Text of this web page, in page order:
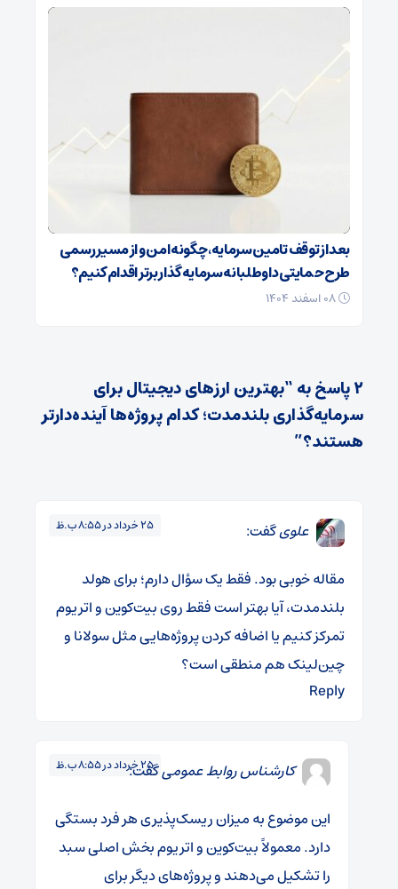
بعد از توقف تامین سرمایه، چگونه امن و از مسیر رسمی
طرح حمایتی داوطلبانه سرمایه گذار برتر اقدام کنیم؟
۲ پاسخ به “بهترین ارزهای دیجیتال برای
سرمایه‌گذاری بلندمدت؛ کدام پروژه‌ها آینده‌دارتر
هستند؟”
علویگفت: ۲۵ خرداد در ۸:۵۵ ب.ظ
مقاله خوبی بود. فقط یک سؤال دارم؛ برای هولد
بلندمدت، آیا بهتر است فقط روی بیت‌کوین و اتریوم
تمرکز کنیم یا اضافه کردن پروژه‌هایی مثل سولانا و
چین‌لینک هم منطقی است؟
Reply
کارشناس روابط عمومیگفت:
۲۵ خرداد در ۸:۵۵ ب.ظ
این موضوع به میزان ریسک‌پذیری هر فرد بستگی
دارد. معمولاً بیت‌کوین و اتریوم بخش اصلی سبد
را تشکیل می‌دهند و پروژه‌های دیگر برای